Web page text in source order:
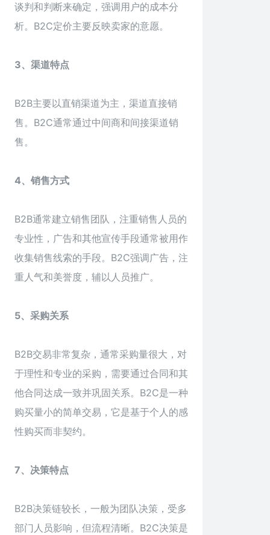
谈判和判断来确定，强调用户的成本分
析。B2C定价主要反映卖家的意愿。
3、渠道特点
B2B主要以直销渠道为主，渠道直接销
售。B2C通常通过中间商和间接渠道销
售。
4、销售方式
B2B通常建立销售团队，注重销售人员的
专业性，广告和其他宣传手段通常被用作
收集销售线索的手段。B2C强调广告，注
重人气和美誉度，辅以人员推广。
5、采购关系
B2B交易非常复杂，通常采购量很大，对
于理性和专业的采购，需要通过合同和其
他合同达成一致并巩固关系。B2C是一种
购买量小的简单交易，它是基于个人的感
性购买而非契约。
7、决策特点
B2B决策链较长，一般为团队决策，受多
部门人员影响，但流程清晰。B2C决策是